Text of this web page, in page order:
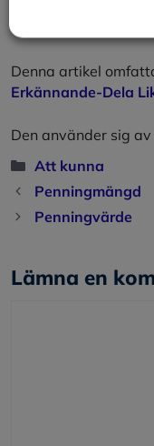
Utlandsskuld
Denna artikel
Erkännande-Dela
Den använder sig
Kategorier
Att kunna
Penningmängd
Penningvärde
Lämna en